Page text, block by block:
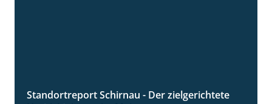
Standortreport Schirnau - Der zielgerichtete